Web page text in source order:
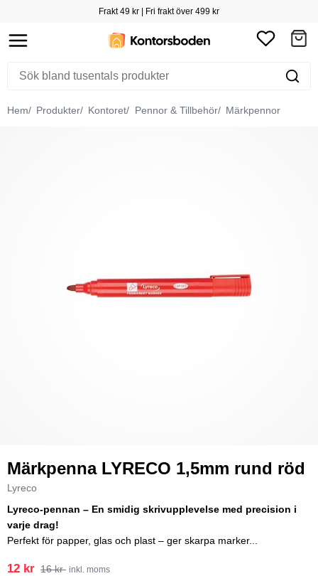
Frakt 49 kr | Fri frakt över 499 kr
Hem Produkter Kontoret Pennor & Tillbehör Märkpennor
Märkpenna LYRECO 1,5mm rund röd
Lyreco
Lyreco-pennan – En smidig skrivupplevelse med precision i
varje drag!
Perfekt för papper, glas och plast – ger skarpa marker...
12 kr 16 kr inkl. moms